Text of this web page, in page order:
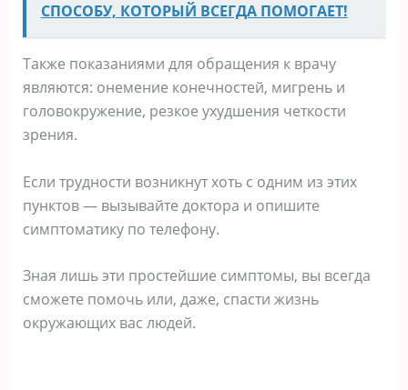
СПОСОБУ, КОТОРЫЙ ВСЕГДА ПОМОГАЕТ!
Также показаниями для обращения к врачу
являются: онемение конечностей, мигрень и
головокружение, резкое ухудшения четкости
зрения.
Если трудности возникнут хоть с одним из этих
пунктов — вызывайте доктора и опишите
симптоматику по телефону.
Зная лишь эти простейшие симптомы, вы всегда
сможете помочь или, даже, спасти жизнь
окружающих вас людей.